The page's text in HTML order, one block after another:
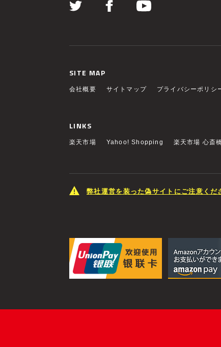
SITE MAP
会社概要 サイトマップ プライバシーポリシ
LINKS
楽天市場 Yahoo! Shopping 楽天市場 心斎
弊社運営を装った偽サイトにご注意くだ